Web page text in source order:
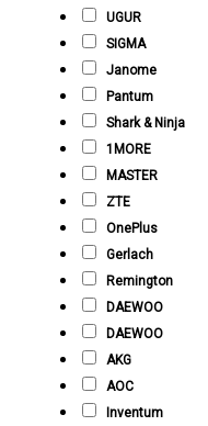
UGUR
SIGMA
Janome
Pantum
Shark & Ninja
1MORE
MASTER
ZTE
OnePlus
Gerlach
Remington
DAEWOO
DAEWOO
AKG
AOC
Inventum